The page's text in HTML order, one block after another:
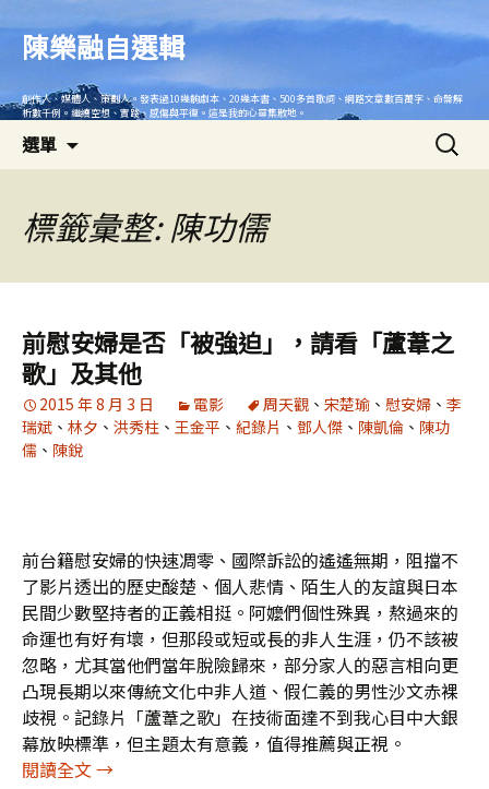
內
陳樂融自選輯
創作人、媒體人、策劃人。發表過10幾齣劇本、20幾本書、500多首歌詞、網路文章數百萬字、命盤解
析數千例。繼續空想、實踐、感傷與平復。這是我的心靈集散地。
選單
搜
尋
標籤彙整: 陳功儒
前慰安婦是否「被強迫」，請看「蘆葦之
歌」及其他
2015 年 8 月 3 日 電影 周天觀 、 宋楚瑜 、 慰安婦 、 李
瑞斌 、 林夕 、 洪秀柱 、 王金平 、 紀錄片 、 鄧人傑 、 陳凱倫 、 陳功
儒 、 陳銳
前台籍慰安婦的快速凋零、國際訴訟的遙遙無期，阻擋不
了影片透出的歷史酸楚、個人悲情、陌生人的友誼與日本
民間少數堅持者的正義相挺。阿嬤們個性殊異，熬過來的
命運也有好有壞，但那段或短或長的非人生涯，仍不該被
忽略，尤其當他們當年脫險歸來，部分家人的惡言相向更
凸現長期以來傳統文化中非人道、假仁義的男性沙文赤裸
歧視。記錄片「蘆葦之歌」在技術面達不到我心目中大銀
幕放映標準，但主題太有意義，值得推薦與正視。
閱讀全文前慰安婦是否「被強迫」，請看「蘆葦之歌」及其
→